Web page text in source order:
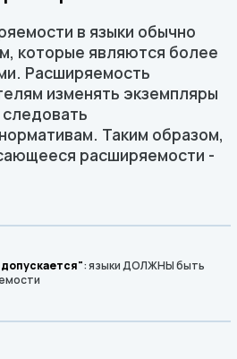
в языки обычно
которые являются более
Расширяемость
изменять экземпляры
Таким образом,
расширяемости -
: языки ДОЛЖНЫ быть